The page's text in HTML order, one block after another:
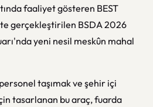
faaliyet gösteren BEST
gerçekleştirilen BSDA 2026
yeni nesil meskûn mahal
taşımak ve şehir içi
tasarlanan bu araç, fuarda